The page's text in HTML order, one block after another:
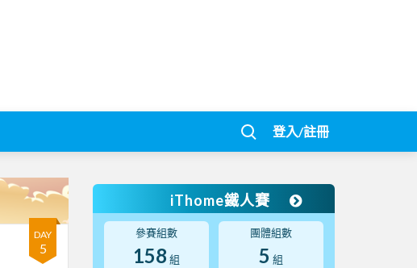
登入/註冊
DAY
5
iThome鐵人賽
參賽組數
158 組
團體組數
5 組